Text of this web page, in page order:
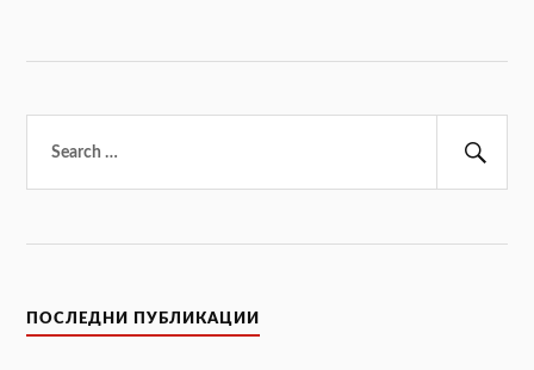
ПОСЛЕДНИ ПУБЛИКАЦИИ